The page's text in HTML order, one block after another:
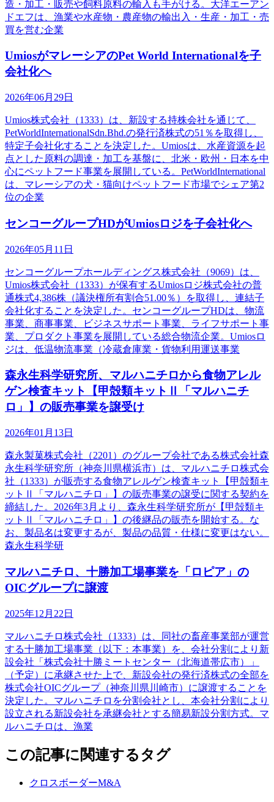
造・加工・販売や飼料原料の輸入も手がける。大洋エーアン
ドエフは、漁業や水産物・農産物の輸出入・生産・加工・売
買を営む企業
UmiosがマレーシアのPet World Internationalを子
会社化へ
2026年06月29日
Umios株式会社（1333）は、新設する持株会社を通じて、
PetWorldInternationalSdn.Bhd.の発行済株式の51％を取得し、
特定子会社化することを決定した。Umiosは、水産資源を起
点とした原料の調達・加工を基盤に、北米・欧州・日本を中
心にペットフード事業を展開している。PetWorldInternational
は、マレーシアの犬・猫向けペットフード市場でシェア第2
位の企業
センコーグループHDがUmiosロジを子会社化へ
2026年05月11日
センコーグループホールディングス株式会社（9069）は、
Umios株式会社（1333）が保有するUmiosロジ株式会社の普
通株式4,386株（議決権所有割合51.00％）を取得し、連結子
会社化することを決定した。センコーグループHDは、物流
事業、商事事業、ビジネスサポート事業、ライフサポート事
業、プロダクト事業を展開している総合物流企業。Umiosロ
ジは、低温物流事業（冷蔵倉庫業・貨物利用運送事業
森永生科学研究所、マルハニチロから食物アレル
ゲン検査キット【甲殻類キットⅡ「マルハニチ
ロ」】の販売事業を譲受け
2026年01月13日
森永製菓株式会社（2201）のグループ会社である株式会社森
永生科学研究所（神奈川県横浜市）は、マルハニチロ株式会
社（1333）が販売する食物アレルゲン検査キット【甲殻類キ
ットⅡ「マルハニチロ」】の販売事業の譲受に関する契約を
締結した。2026年3月より、森永生科学研究所が【甲殻類キ
ットⅡ「マルハニチロ」】の後継品の販売を開始する。な
お、製品名は変更するが、製品の品質・仕様に変更はない。
森永生科学研
マルハニチロ、十勝加工場事業を「ロピア」の
OICグループに譲渡
2025年12月22日
マルハニチロ株式会社（1333）は、同社の畜産事業部が運営
する十勝加工場事業（以下：本事業）を、会社分割により新
設会社「株式会社十勝ミートセンター（北海道帯広市）」
（予定）に承継させた上で、新設会社の発行済株式の全部を
株式会社OICグループ（神奈川県川崎市）に譲渡することを
決定した。マルハニチロを分割会社とし、本会社分割により
設立される新設会社を承継会社とする簡易新設分割方式。マ
ルハニチロは、漁業
この記事に関連するタグ
クロスボーダーM&A